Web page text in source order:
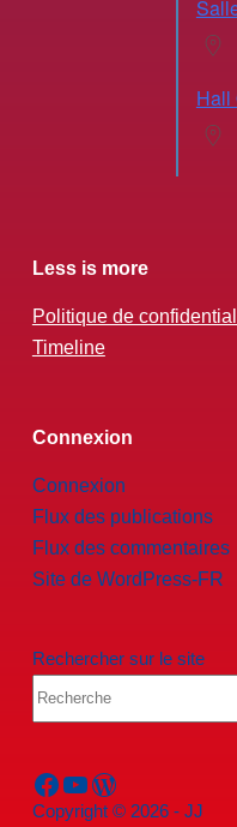
Hall
Less is more
Politique de
Timeline
Connexion
Connexion
Flux des publications
Flux des commentaires
Site de WordPress-FR
Rechercher sur le site
Facebook
YouTube
WordPress
Copyright © 2026 - JJ